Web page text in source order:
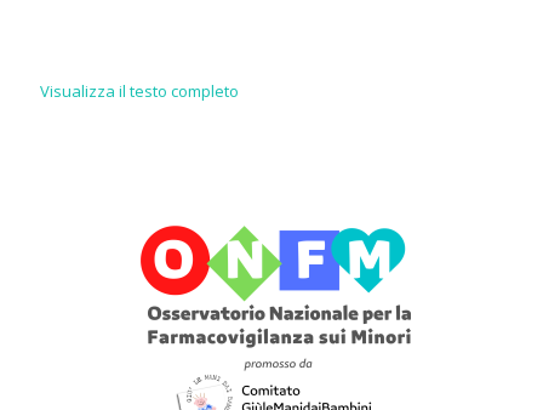
Visualizza il testo completo